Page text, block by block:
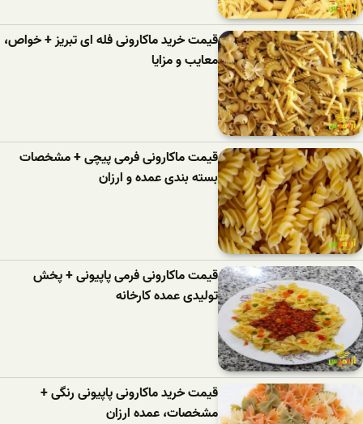
قیمت خرید ماکارونی فله ای تبریز + خواص،
معایب و مزایا
قیمت ماکارونی فرمی پیچی + مشخصات
بسته بندی عمده و ارزان
قیمت ماکارونی فرمی پاپیونی + پخش
تولیدی عمده کارخانه
قیمت خرید ماکارونی پاپیونی رنگی +
مشخصات، عمده ارزان